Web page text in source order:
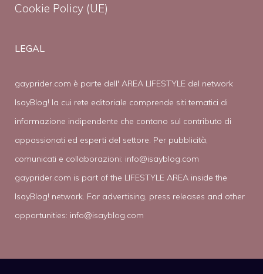
Cookie Policy (UE)
LEGAL
gayprider.com è parte dell' AREA LIFESTYLE del network
IsayBlog! la cui rete editoriale comprende siti tematici di
informazione indipendente che contano sul contributo di
appassionati ed esperti del settore. Per pubblicità,
comunicati e collaborazioni: info@isayblog.com
gayprider.com is part of the LIFESTYLE AREA inside the
IsayBlog! network. For advertising, press releases and other
opportunities: info@isayblog.com